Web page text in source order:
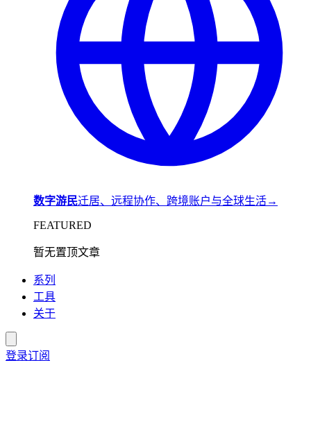
数字游民迁居、远程协作、跨境账户与全球生活→
FEATURED
暂无置顶文章
系列
工具
关于
登录订阅